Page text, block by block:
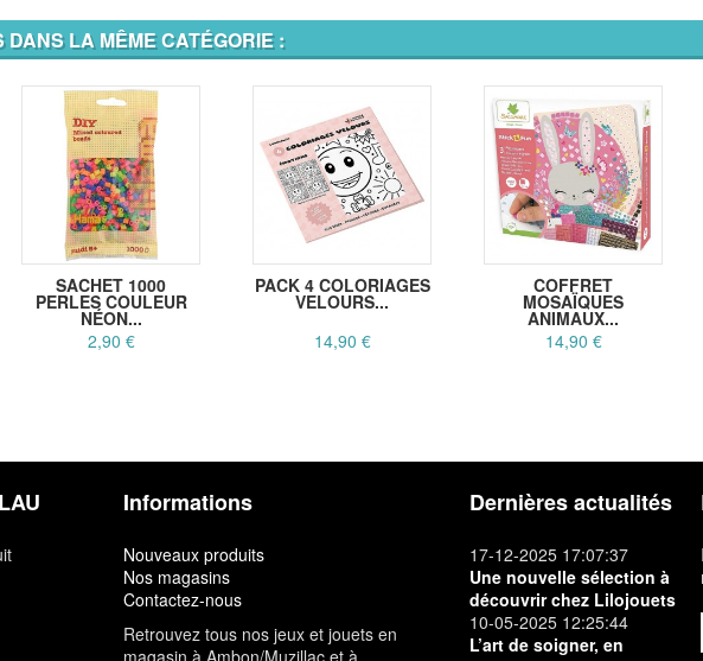
LA MÊME CATÉGORIE :
SACHET 1000
PERLES COULEUR
NÉON...
2,90 €
PACK 4 COLORIAGES
VELOURS...
14,90 €
COFFRET
MOSAÏQUES
ANIMAUX...
14,90 €
Informations
Nouveaux produits
Nos magasins
Contactez-nous
Retrouvez tous nos jeux et jouets en
Dernières actualités
17-12-2025 17:07:37
Une nouvelle sélection à
découvrir chez Lilojouets
10-05-2025 12:25:44
L’art de soigner, en